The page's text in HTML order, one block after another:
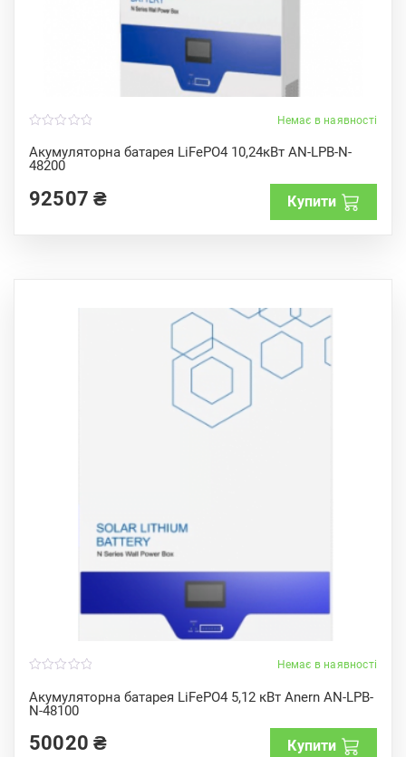
Немає в наявності
Акумуляторна батарея LiFePO4 10,24кВт AN-LPB-N-
48200
o
u
t
f
5
92507₴ Купити
Немає в наявності
Акумуляторна батарея LiFePO4 5,12 кВт Anern AN-LPB-
N-48100
o
u
t
f
5
50020₴ Купити